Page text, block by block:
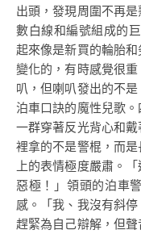
出頭，發現周圍不再
數白線和編號組成的
起來像是新買的輪胎
變化的，有時感覺很
叭，但喇叭發出的不
泊車口訣的魔性兒歌
一群穿著反光背心和
裡拿的不是警棍，而
上的表情極度嚴肅。
惡極！」領頭的泊車
感。「我、我沒有斜
趕緊為自己辯解，但